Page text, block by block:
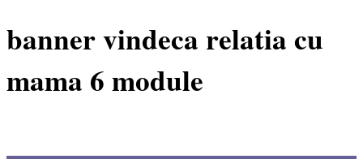
banner vindeca relatia cu
mama 6 module